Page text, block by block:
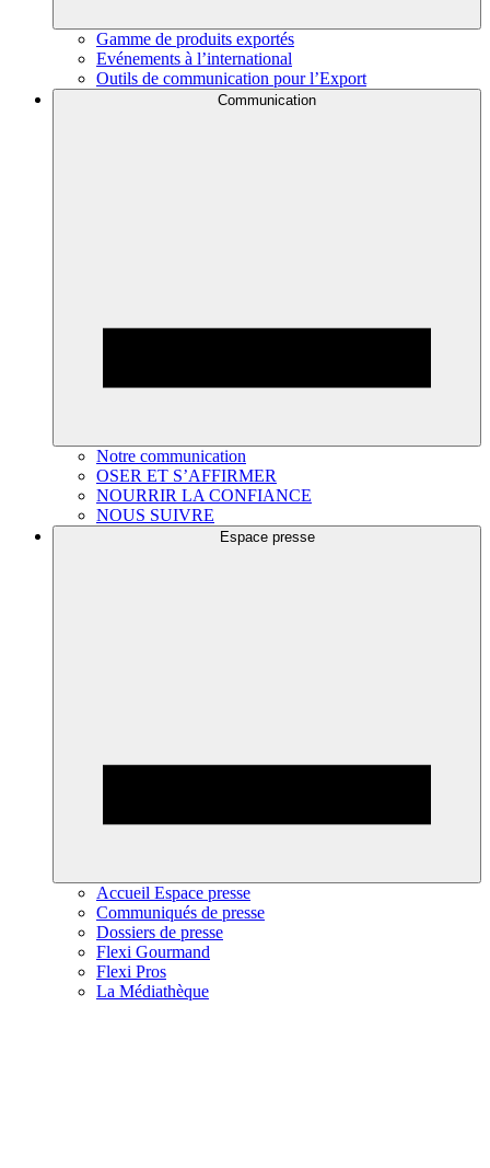
Gamme de produits exportés
Evénements à l’international
Outils de communication pour l’Export
Communication
Notre communication
OSER ET S’AFFIRMER
NOURRIR LA CONFIANCE
NOUS SUIVRE
Espace presse
Accueil Espace presse
Communiqués de presse
Dossiers de presse
Flexi Gourmand
Flexi Pros
La Médiathèque